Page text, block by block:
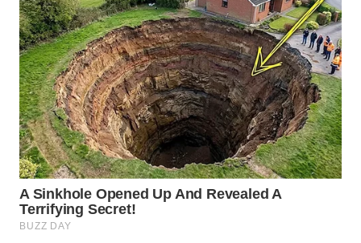
WN
KARAWANG
WN
BEKASI
WN
BOGOR
WN
DEPOK